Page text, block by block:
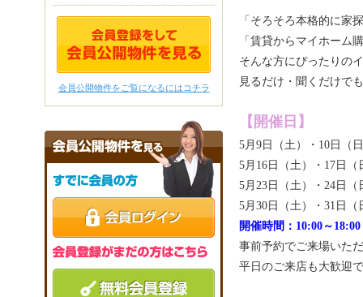
「そろそろ本格的に家
「賃貸からマイホーム
そんな方にぴったりの
見るだけ・聞くだけで
【開催日】
5月9日（土）・10日（
5月16日（土）・17日（
5月23日（土）・24日（
5月30日（土）・31日（
開催時間：10:00～18:00
事前予約でご来場いた
平日のご来店も大歓迎
会員公開物件をご覧になるにはコチラ